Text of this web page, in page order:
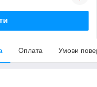
Оплата Умови